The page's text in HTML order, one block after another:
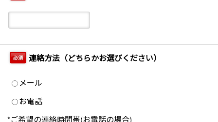
必須 連絡方法（どちらかお選びください）
メール
お電話
*ご希望の連絡時間帯(お電話の場合)